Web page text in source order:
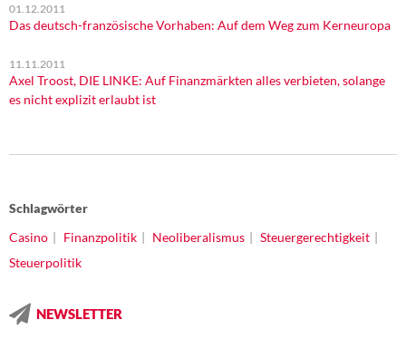
01.12.2011
Das deutsch-französische Vorhaben: Auf dem Weg zum Kerneuropa
11.11.2011
Axel Troost, DIE LINKE: Auf Finanzmärkten alles verbieten, solange
es nicht explizit erlaubt ist
Schlagwörter
Casino
Finanzpolitik Neoliberalismus
Steuergerechtigkeit
Steuerpolitik
NEWSLETTER